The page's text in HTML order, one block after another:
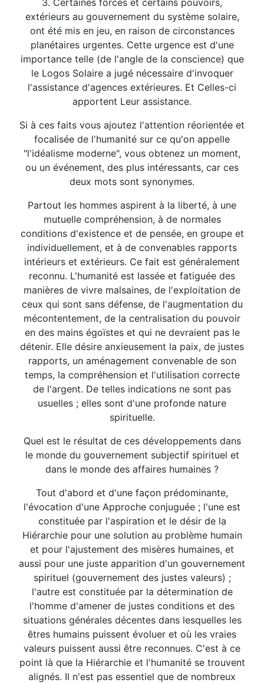
3. Certaines forces et certains pouvoirs,
extérieurs au gouvernement du système solaire,
ont été mis en jeu, en raison de circonstances
planétaires urgentes. Cette urgence est d'une
importance telle (de l'angle de la conscience) que
le Logos Solaire a jugé nécessaire d'invoquer
l'assistance d'agences extérieures. Et Celles-ci
apportent Leur assistance.
Si à ces faits vous ajoutez l'attention réorientée et
focalisée de l'humanité sur ce qu'on appelle
"l'idéalisme moderne", vous obtenez un moment,
ou un événement, des plus intéressants, car ces
deux mots sont synonymes.
Partout les hommes aspirent à la liberté, à une
mutuelle compréhension, à de normales
conditions d'existence et de pensée, en groupe et
individuellement, et à de convenables rapports
intérieurs et extérieurs. Ce fait est généralement
reconnu. L'humanité est lassée et fatiguée des
manières de vivre malsaines, de l'exploitation de
ceux qui sont sans défense, de l'augmentation du
mécontentement, de la centralisation du pouvoir
en des mains égoïstes et qui ne devraient pas le
détenir. Elle désire anxieusement la paix, de justes
rapports, un aménagement convenable de son
temps, la compréhension et l'utilisation correcte
de l'argent. De telles indications ne sont pas
usuelles ; elles sont d'une profonde nature
spirituelle.
Quel est le résultat de ces développements dans
le monde du gouvernement subjectif spirituel et
dans le monde des affaires humaines ?
Tout d'abord et d'une façon prédominante,
l'évocation d'une Approche conjuguée ; l'une est
constituée par l'aspiration et le désir de la
Hiérarchie pour une solution au problème humain
et pour l'ajustement des misères humaines, et
aussi pour une juste apparition d'un gouvernement
spirituel (gouvernement des justes valeurs) ;
l'autre est constituée par la détermination de
l'homme d'amener de justes conditions et des
situations générales décentes dans lesquelles les
êtres humains puissent évoluer et où les vraies
valeurs puissent aussi être reconnues. C'est à ce
point là que la Hiérarchie et l'humanité se trouvent
alignés. Il n'est pas essentiel que de nombreux